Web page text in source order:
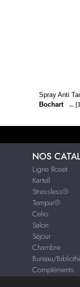
Spray Anti
Bochart
...
NOS
Ligne Roset
Kartell
Stressless®
Tempur®
Celio
Salon
Séjour
Chambre
Bureau/
Compléments